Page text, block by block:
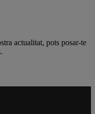
actualitat, pots posar-te